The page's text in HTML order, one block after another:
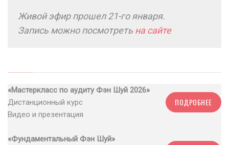
Живой эфир прошел 21-го января.
Запись можно посмотреть на сайте
«Мастеркласс по аудиту Фэн Шуй 2026»
Дистанционный курс
Видео и презентация
ПОДРОБНЕЕ
«Фундаментальный Фэн Шуй»